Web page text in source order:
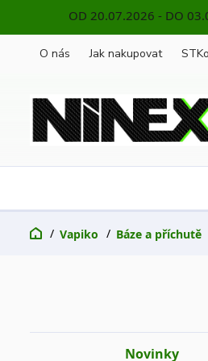
OD 20.07.2026 - DO
O nás Jak nakupovat
Vapiko Báze a příchutě
Novinky